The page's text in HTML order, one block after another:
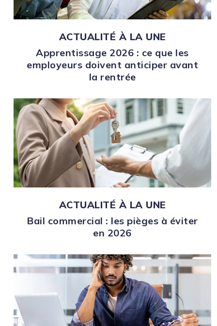
ACTUALITÉ À LA UNE
Apprentissage 2026 : ce que les
employeurs doivent anticiper avant
la rentrée
ACTUALITÉ À LA UNE
Bail commercial : les pièges à éviter
en 2026